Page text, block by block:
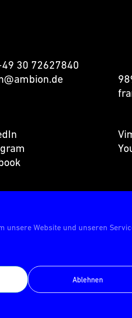
unsere Website und unseren
Ablehnen
30 72627840